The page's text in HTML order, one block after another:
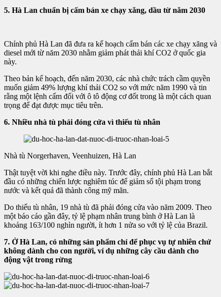
5. Hà Lan chuẩn bị cấm bán xe chạy xăng, dầu từ năm 2030
Chính phủ Hà Lan đã đưa ra kế hoạch cấm bán các xe chạy xăng và
diesel mới từ năm 2030 nhằm giảm phát thải khí CO2 ở quốc gia
này.
Theo bản kế hoạch, đến năm 2030, các nhà chức trách cầm quyền
muốn giảm 49% lượng khí thải CO2 so với mức năm 1990 và tin
rằng một lệnh cấm đối với ô tô động cơ đốt trong là một cách quan
trọng để đạt được mục tiêu trên.
6. Nhiều nhà tù phải đóng cửa vì thiếu tù nhân
Nhà tù Norgerhaven, Veenhuizen, Hà Lan
Thật tuyệt vời khi nghe điều này. Trước đây, chính phủ Hà Lan bắt
đầu có những chiến lược nghiêm túc để giảm số tội phạm trong
nước và kết quả đã thành công mỹ mãn.
Do thiếu tù nhân, 19 nhà tù đã phải đóng cửa vào năm 2009. Theo
một báo cáo gần đây, tỷ lệ phạm nhân trung bình ở Hà Lan là
khoảng 163/100 nghìn người, ít hơn 1 nửa so với tỷ lệ của Brazil.
7. Ở Hà Lan, có những sản phẩm chỉ để phục vụ tự nhiên chứ
không dành cho con người, ví dụ những cây cầu dành cho
động vật trong rừng